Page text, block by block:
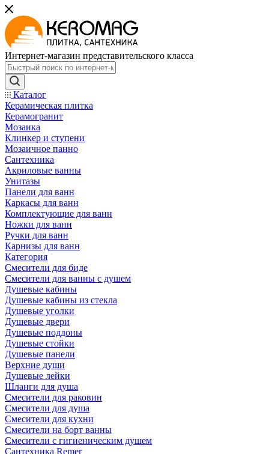
Интернет-магазин представительского класса
Каталог
Керамическая плитка
Керамогранит
Мозаика
Клинкер и ступени
Мозаичное панно
Сантехника
Акриловые ванны
Унитазы
Панели для ванн
Каркасы для ванн
Комплектующие для ванн
Ножки для ванн
Ручки для ванн
Карнизы для ванн
Категория
Смесители для биде
Смесители для ванны с душем
Душевые кабины
Душевые кабины из стекла
Душевые уголки
Душевые двери
Душевые поддоны
Душевые стойки
Душевые панели
Верхние души
Душевые лейки
Шланги для душа
Смесители для раковин
Смесители для душа
Смесители для кухни
Смесители на борт ванны
Смесители с гигиеническим душем
Сантехника Remer